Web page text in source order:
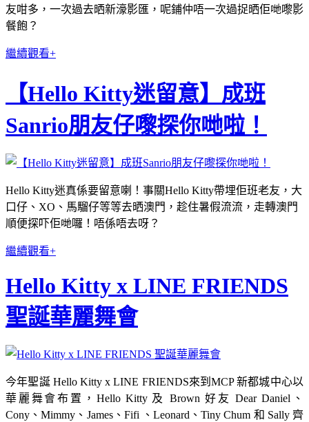
友咁多，一次過去晒新濠影匯，呢鋪仲唔一次過捉晒佢哋嚟影
餐飽？
繼續觀看+
【Hello Kitty迷留意】成班
Sanrio朋友仔嚟探你哋啦！
Hello Kitty迷真係要留意喇！事關Hello Kitty帶埋佢班老友，大
口仔、XO、馬騮仔等等去晒澳門，趁住暑假流流，走轉澳門
順便探吓佢哋囉！唔係唔去呀？
繼續觀看+
Hello Kitty x LINE FRIENDS
聖誕華麗舞會
今年聖誕 Hello Kitty x LINE FRIENDS來到MCP 新都城中心以
華麗舞會布置，Hello Kitty 及 Brown 好友 Dear Daniel、
Cony、Mimmy、James、Fifi 、Leonard、Tiny Chum 和 Sally 齊